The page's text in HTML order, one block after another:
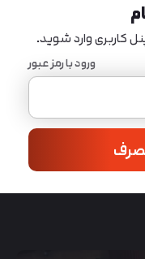
کاربری وارد شوید.
ورود با رمز عبور